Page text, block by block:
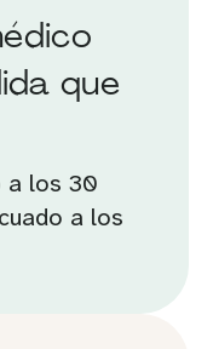
que
a los 30
a los